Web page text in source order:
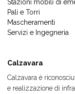
Stazioni mobili di
Pali e Torri
Mascheramenti
Servizi e Ingegneria
Calzavara
Calzavara è
e realizzazione di